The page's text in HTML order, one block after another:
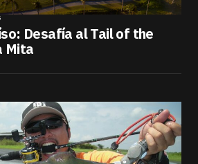
Desafía al Tail of the
Mita